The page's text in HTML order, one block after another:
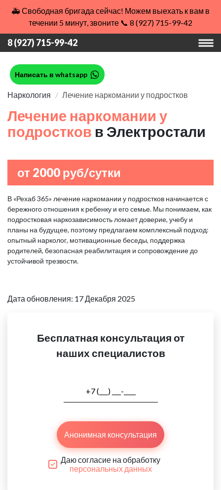
🚑 Свободная бригада сейчас! Можем выехать к вам в
течении 5 минут, звоните 📞 8 (927) 715-99-42
8 (927) 715-99-42
Написать в whatsapp
Наркология Лечение наркомании у подростков
Лечение наркомании у
подростков в Электростали
от 2000 руб/сутки
В «Рехаб 365» лечение наркомании у подростков начинается с
бережного отношения к ребенку и его семье. Мы понимаем, как
подростковая наркозависимость ломает доверие, учебу и
планы на будущее, поэтому предлагаем комплексный подход:
опытный нарколог, мотивационные беседы, поддержка
родителей, безопасная реабилитация и сопровождение до
устойчивой трезвости.
Дата обновления: 17 Декабря 2025
Бесплатная консультация от
наших специалистов
Анонимная консультация
Даю согласие на обработку
персональных данных